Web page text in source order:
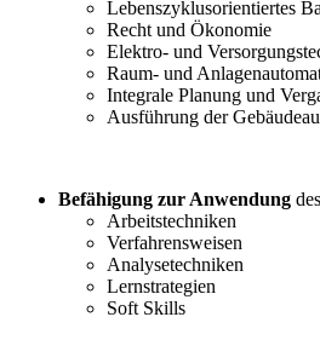
Lebenszyklusorientiertes
Recht und Ökonomie
Elektro- und
Raum- und
Integrale Planung und
Ausführung der
Befähigung zur Anwendung
Arbeitstechniken
Verfahrensweisen
Analysetechniken
Lernstrategien
Soft Skills